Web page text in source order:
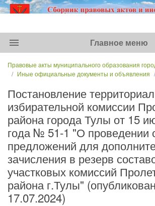
menu Главное меню
Правовые акты муниципального образования
Иные официальные документы и объявления
Постановление
избирательной комиссии
района города Тулы от 15
года № 51-1 "О проведении
предложений для
зачисления в резерв
участковых комиссий
района г.Тулы"
17.07.2024)